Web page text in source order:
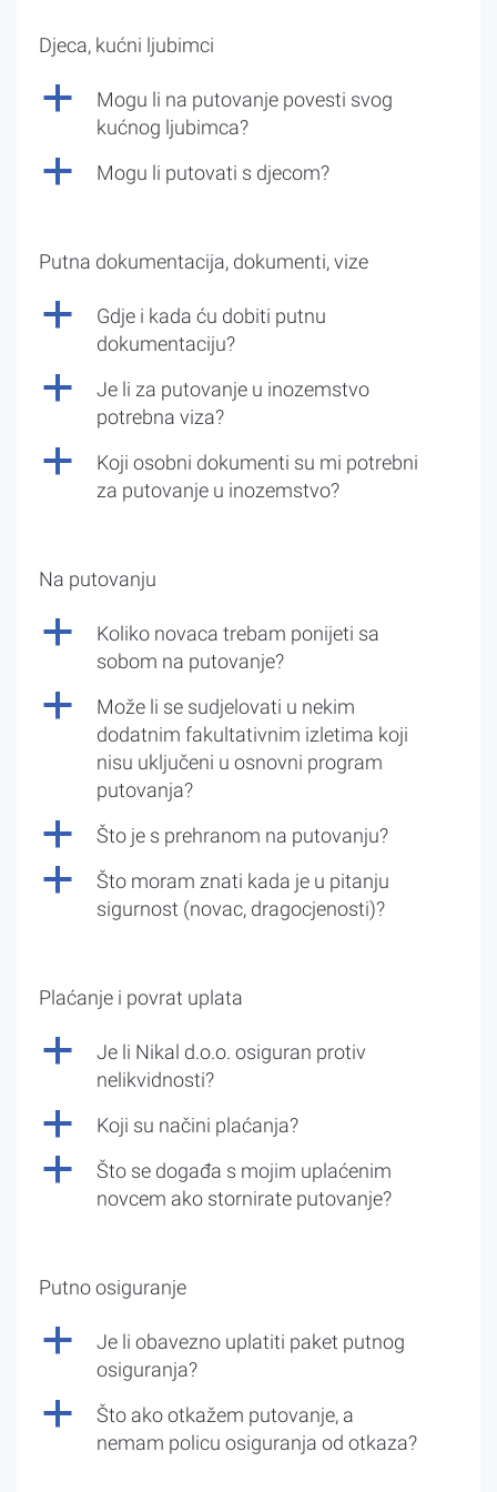
Djeca, kućni ljubimci
a
Mogu li na putovanje povesti svog
kućnog ljubimca?
a Mogu li putovati s djecom?
Putna dokumentacija, dokumenti, vize
a
Gdje i kada ću dobiti putnu
dokumentaciju?
a
Je li za putovanje u inozemstvo
potrebna viza?
a
Koji osobni dokumenti su mi potrebni
za putovanje u inozemstvo?
Na putovanju
a
Koliko novaca trebam ponijeti sa
sobom na putovanje?
a
Može li se sudjelovati u nekim
dodatnim fakultativnim izletima koji
nisu uključeni u osnovni program
putovanja?
a Što je s prehranom na putovanju?
a
Što moram znati kada je u pitanju
sigurnost (novac, dragocjenosti)?
Plaćanje i povrat uplata
a
Je li Nikal d.o.o. osiguran protiv
nelikvidnosti?
a Koji su načini plaćanja?
a
Što se događa s mojim uplaćenim
novcem ako stornirate putovanje?
Putno osiguranje
a
Je li obavezno uplatiti paket putnog
osiguranja?
a
Što ako otkažem putovanje, a
nemam policu osiguranja od otkaza?